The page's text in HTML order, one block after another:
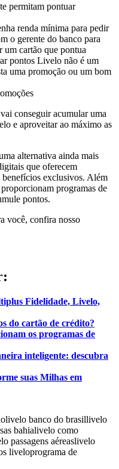
permitam pontuar
renda mínima para pedir
o gerente do banco para
cartão que pontua
pontos Livelo não é um
uma promoção ou um bom
conseguir acumular uma
e aproveitar ao máximo as
alternativa ainda mais
que oferecem
exclusivos. Além
programas de
pontos.
você, confira nosso
Fidelidade, Livelo,
do cartão de crédito?
os programas de
inteligente: descubra
suas Milhas em
livelo banco do brasillivelo
bahialivelo como
passagens aéreaslivelo
liveloprograma de